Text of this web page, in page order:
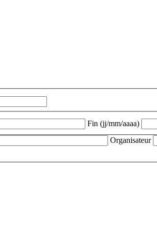
Fin (jj/mm/aaaa)
Organisateur